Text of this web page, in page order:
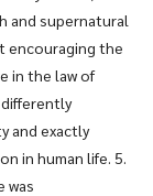
and supernatural
encouraging the
in the law of
differently
and exactly
in human life. 5.
was